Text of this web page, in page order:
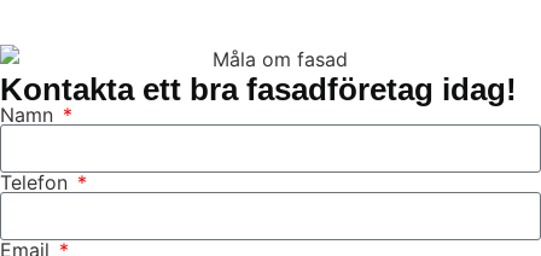
Kontakta ett bra fasadföretag idag!
Namn
Telefon
Email